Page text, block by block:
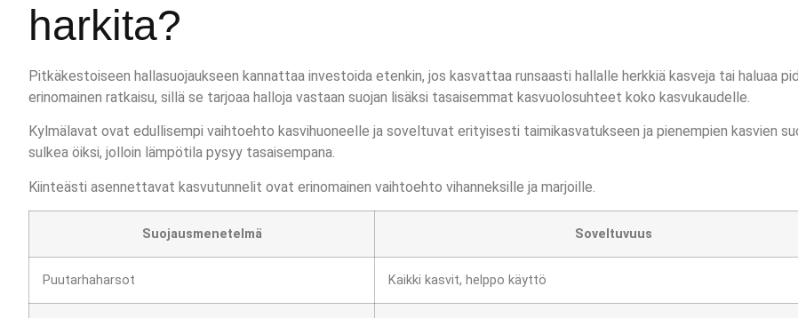
harkita?
Pitkäkestoiseen hallasuojaukseen kannattaa investoida etenkin, jos kasvattaa runsaasti hallalle herkkiä kasveja tai haluaa
erinomainen ratkaisu, sillä se tarjoaa halloja vastaan suojan lisäksi tasaisemmat kasvuolosuhteet koko kasvukaudelle.
Kylmälavat ovat edullisempi vaihtoehto kasvihuoneelle ja soveltuvat erityisesti taimikasvatukseen ja pienempien kasvien
sulkea öiksi, jolloin lämpötila pysyy tasaisempana.
Kiinteästi asennettavat kasvutunnelit ovat erinomainen vaihtoehto vihanneksille ja marjoille.
Suojausmenetelmä Soveltuvuus
Puutarhaharsot Kaikki kasvit, helppo käyttö